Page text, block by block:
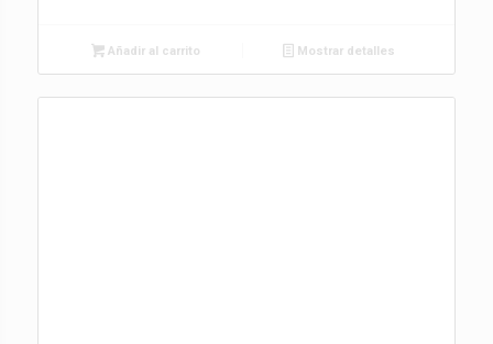
Añadir al carrito Mostrar detalles